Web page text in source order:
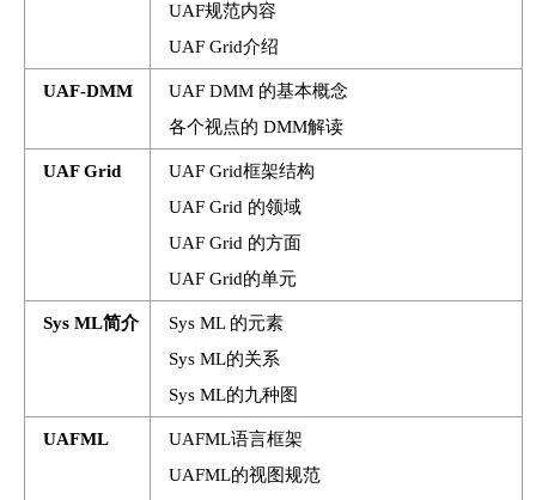
UAF规范内容
UAF Grid介绍
UAF-DMM
UAF DMM 的基本概念
各个视点的 DMM解读
UAF Grid
UAF Grid框架结构
UAF Grid 的领域
UAF Grid 的方面
UAF Grid的单元
Sys ML简介
Sys ML 的元素
Sys ML的关系
Sys ML的九种图
UAFML
UAFML语言框架
UAFML的视图规范